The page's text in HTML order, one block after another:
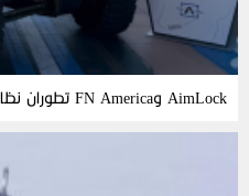
AimLock وFN America تطوران نظام Dune لمكافحة المسيّرات